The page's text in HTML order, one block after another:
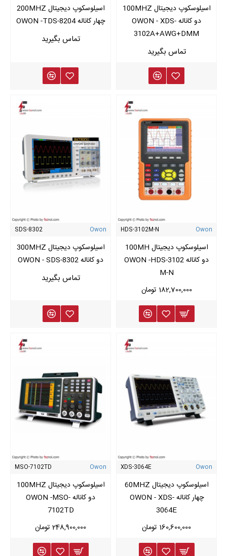
اسیلوسکوپ دیجیتال 100MHZ
دو کاناله OWON - XDS-
3102A+AWG+DMM
اسیلوسکوپ دیجیتال 200MHZ
چهار کاناله OWON -TDS-8204
Owon
HDS-3102M-N
اسیلوسکوپ دیجیتال 100MH
دو کاناله OWON -HDS-3102
M-N
182,700,000 تومان
Owon
SDS-8302
اسیلوسکوپ دیجیتال 300MHZ
دو کاناله OWON - SDS-8302
Owon
XDS-3064E
اسیلوسکوپ دیجیتال 60MHZ
چهار کاناله OWON - XDS-
3064E
160,600,000 تومان
Owon
MSO-7102TD
اسیلوسکوپ دیجیتال 100MHZ
دو کاناله OWON -MSO-
7102TD
248,900,000 تومان